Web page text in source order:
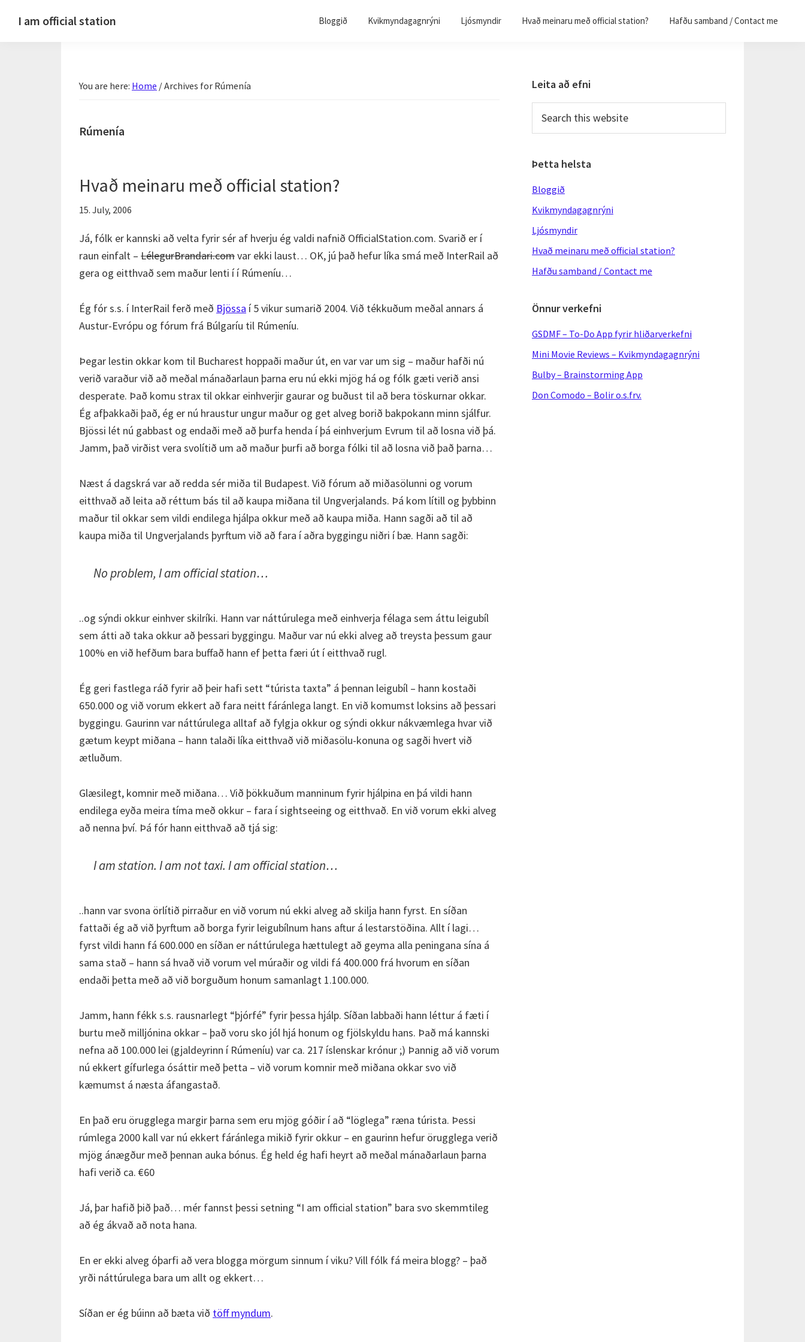
I am official station Bloggið Kvikmyndagagnrýni Ljósmyndir Hvað meinaru með official station? Hafðu samband / Contact me
You are here: Home /Archives for Rúmenía
Rúmenía
Hvað meinaru með official station?
15. July, 2006
Já, fólk er kannski að velta fyrir sér af hverju ég valdi nafnið OfficialStation.com. Svarið er í
raun einfalt – LélegurBrandari.comvar ekki laust… OK, jú það hefur líka smá með InterRail að
gera og eitthvað sem maður lenti í í Rúmeníu…
Ég fór s.s. í InterRail ferð með Bjössa í 5 vikur sumarið 2004. Við tékkuðum meðal annars á
Austur-Evrópu og fórum frá Búlgaríu til Rúmeníu.
Þegar lestin okkar kom til Bucharest hoppaði maður út, en var var um sig – maður hafði nú
verið varaður við að meðal mánaðarlaun þarna eru nú ekki mjög há og fólk gæti verið ansi
desperate. Það komu strax til okkar einhverjir gaurar og buðust til að bera töskurnar okkar.
Ég afþakkaði það, ég er nú hraustur ungur maður og get alveg borið bakpokann minn sjálfur.
Bjössi lét nú gabbast og endaði með að þurfa henda í þá einhverjum Evrum til að losna við þá.
Jamm, það virðist vera svolítið um að maður þurfi að borga fólki til að losna við það þarna…
Næst á dagskrá var að redda sér miða til Budapest. Við fórum að miðasölunni og vorum
eitthvað að leita að réttum bás til að kaupa miðana til Ungverjalands. Þá kom lítill og þybbinn
maður til okkar sem vildi endilega hjálpa okkur með að kaupa miða. Hann sagði að til að
kaupa miða til Ungverjalands þyrftum við að fara í aðra byggingu niðri í bæ. Hann sagði:
No problem, I am official station…
..og sýndi okkur einhver skilríki. Hann var náttúrulega með einhverja félaga sem áttu leigubíl
sem átti að taka okkur að þessari byggingu. Maður var nú ekki alveg að treysta þessum gaur
100% en við hefðum bara buffað hann ef þetta færi út í eitthvað rugl.
Ég geri fastlega ráð fyrir að þeir hafi sett “túrista taxta” á þennan leigubíl – hann kostaði
650.000 og við vorum ekkert að fara neitt fáránlega langt. En við komumst loksins að þessari
byggingu. Gaurinn var náttúrulega alltaf að fylgja okkur og sýndi okkur nákvæmlega hvar við
gætum keypt miðana – hann talaði líka eitthvað við miðasölu-konuna og sagði hvert við
ætluðum.
Glæsilegt, komnir með miðana… Við þökkuðum manninum fyrir hjálpina en þá vildi hann
endilega eyða meira tíma með okkur – fara í sightseeing og eitthvað. En við vorum ekki alveg
að nenna því. Þá fór hann eitthvað að tjá sig:
I am station. I am not taxi. I am official station…
..hann var svona örlítið pirraður en við vorum nú ekki alveg að skilja hann fyrst. En síðan
fattaði ég að við þyrftum að borga fyrir leigubílnum hans aftur á lestarstöðina. Allt í lagi…
fyrst vildi hann fá 600.000 en síðan er náttúrulega hættulegt að geyma alla peningana sína á
sama stað – hann sá hvað við vorum vel múraðir og vildi fá 400.000 frá hvorum en síðan
endaði þetta með að við borguðum honum samanlagt 1.100.000.
Jamm, hann fékk s.s. rausnarlegt “þjórfé” fyrir þessa hjálp. Síðan labbaði hann léttur á fæti í
burtu með milljónina okkar – það voru sko jól hjá honum og fjölskyldu hans. Það má kannski
nefna að 100.000 lei (gjaldeyrinn í Rúmeníu) var ca. 217 íslenskar krónur ;) Þannig að við vorum
nú ekkert gífurlega ósáttir með þetta – við vorum komnir með miðana okkar svo við
kæmumst á næsta áfangastað.
En það eru örugglega margir þarna sem eru mjög góðir í að “löglega” ræna túrista. Þessi
rúmlega 2000 kall var nú ekkert fáránlega mikið fyrir okkur – en gaurinn hefur örugglega verið
mjög ánægður með þennan auka bónus. Ég held ég hafi heyrt að meðal mánaðarlaun þarna
hafi verið ca. €60
Já, þar hafið þið það… mér fannst þessi setning “I am official station” bara svo skemmtileg
að ég ákvað að nota hana.
En er ekki alveg óþarfi að vera blogga mörgum sinnum í viku? Vill fólk fá meira blogg? – það
yrði náttúrulega bara um allt og ekkert…
Síðan er ég búinn að bæta við töff myndum.
Primary
Sidebar
Leita að efni
this
Þetta helsta
Bloggið
Kvikmyndagagnrýni
Ljósmyndir
Hvað meinaru með official station?
Hafðu samband / Contact me
Önnur verkefni
GSDMF – To-Do App fyrir hliðarverkefni
Mini Movie Reviews – Kvikmyndagagnrýni
Bulby – Brainstorming App
Don Comodo – Bolir o.s.frv.